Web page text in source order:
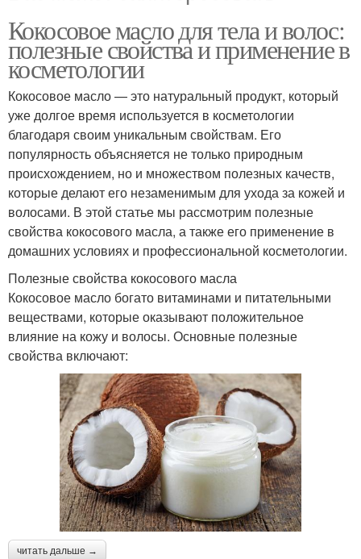
Кокосовое масло для тела и волос:
полезные свойства и применение в
косметологии
Кокосовое масло — это натуральный продукт, который
уже долгое время используется в косметологии
благодаря своим уникальным свойствам. Его
популярность объясняется не только природным
происхождением, но и множеством полезных качеств,
которые делают его незаменимым для ухода за кожей и
волосами. В этой статье мы рассмотрим полезные
свойства кокосового масла, а также его применение в
домашних условиях и профессиональной косметологии.
Полезные свойства кокосового масла
Кокосовое масло богато витаминами и питательными
веществами, которые оказывают положительное
влияние на кожу и волосы. Основные полезные
свойства включают:
читать дальше →